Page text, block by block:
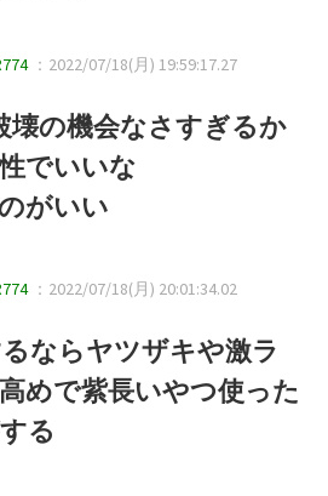
：2022/07/18(月) 19:59:17.27
壊の機会なさすぎるか
でいいな
がいい
：2022/07/18(月) 20:01:34.02
ならヤツザキや激ラ
めで紫長いやつ使った
る